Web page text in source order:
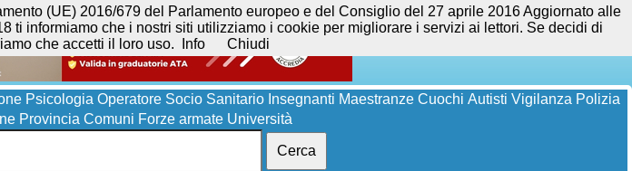
Psicologia Operatore Socio Sanitario Insegnanti Maestranze Cuochi Autisti Vigilanza Polizia
Provincia Comuni Forze armate Università
Cerca
(UE) 2016/679 del Parlamento europeo e del Consiglio del 27 aprile 2016 Aggiornato alle
informiamo che i nostri siti utilizziamo i cookie per migliorare i servizi ai lettori. Se decidi di
che accetti il loro uso.
Info Chiudi